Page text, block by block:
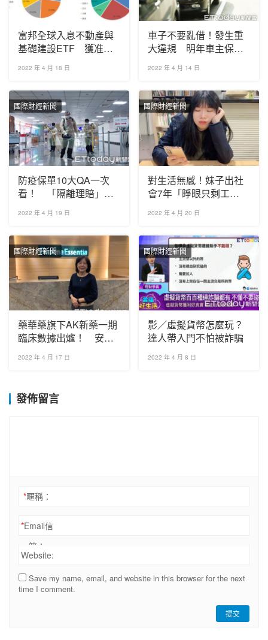
富邦全球入息不動產與
基礎建設ETF 獲准募
2022 年 4 月 18 日
車子不要亂借！發生重
大違規 明年車主保費
加重
2022 年 4 月 14 日
國際財經新聞
防疫保單10大QA一次
看！ 「隔離理賠」恐
成絕跡
2022 年 4 月 19 日
國際財經新聞
對生活無感！妹子出社
會7年「睜眼只剩工
作」 網爆共鳴：真的
累
2022 年 4 月 20 日
國際財經新聞
藥華藥旗下AK新藥一期
臨床數據出爐！ 安全
性良好、續推三期臨床
2022 年 4 月 17 日
國際財經新聞
影／虛擬貨幣怎麼玩？
達人帶入門不怕被詐騙
2022 年 4 月 8 日
發佈留言
*暱稱：
*Email信
箱：
Website:
Save my name, email, and website in this browser for the next
time I comment.
提交